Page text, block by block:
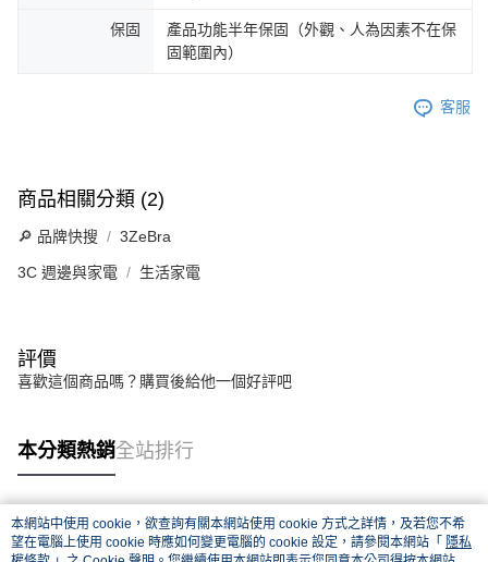
保固
產品功能半年保固（外觀、人為因素不在保
固範圍內）
客服
商品相關分類 (2)
🔎 品牌快搜 3ZeBra
3C 週邊與家電 生活家電
評價
喜歡這個商品嗎？購買後給他一個好評吧
本分類熱銷全站排行
熱門標籤
本網站中使用 cookie，欲查詢有關本網站使用 cookie 方式之詳情，及若您不希
望在電腦上使用 cookie 時應如何變更電腦的 cookie 設定，請參閱本網站「 隱私